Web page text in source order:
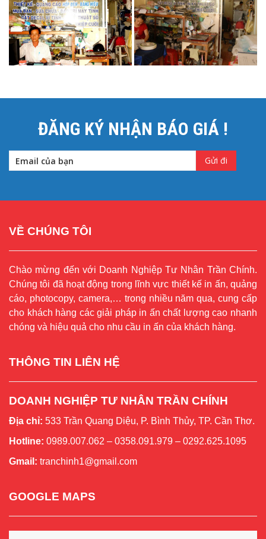
ĐĂNG KÝ NHẬN BÁO GIÁ !
VỀ CHÚNG TÔI
Chào mừng đến với Doanh Nghiệp Tư Nhân Trần Chính.
Chúng tôi đã hoạt động trong lĩnh vực thiết kế in ấn, quảng
cáo, photocopy, camera,… trong nhiều năm qua, cung cấp
cho khách hàng các giải pháp in ấn chất lượng cao nhanh
chóng và hiệu quả cho nhu cầu in ấn của khách hàng.
THÔNG TIN LIÊN HỆ
DOANH NGHIỆP TƯ NHÂN TRẦN CHÍNH
Địa chỉ: 533 Trần Quang Diệu, P. Bình Thủy, TP. Cần Thơ.
Hotline: 0989.007.062 – 0358.091.979 – 0292.625.1095
Gmail: tranchinh1@gmail.com
GOOGLE MAPS